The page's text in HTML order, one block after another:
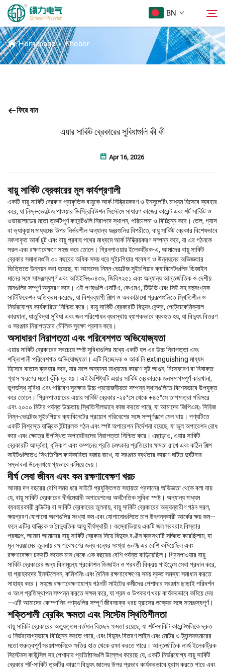
BN
পণ্য
Download
Sampark Kora
সংবাদ
Homepage>Khobor
ফিরে যান
এয়ার সার্কিট ব্রেকারের সুবিধাগুলি কী কী
Apr 16, 2026
বায়ু সার্কিট ব্রেকারের মূল কার্যপ্রণালী
একটি বায়ু সার্কিট ব্রেকার প্রাকৃতিক বায়ুকে আর্ক নিষ্ক্রিয়করণ ও ইনসুলেটিং মাধ্যম হিসেবে ব্যবহার
করে, যা নিম্ন-ভোল্টেজ পাওয়ার ডিস্ট্রিবিউশন সিস্টেমে সাধারণ কাজের কারেন্ট এবং শর্ট সার্কিট ও
ওভারলোডের মতো ত্রুটিপূর্ণ কারেন্টগুলি নিরাপদে স্থাপন, পরিচালনা ও বিচ্ছিন্ন করে। তেল, গ্যাস
বা ভ্যাকুয়াম মাধ্যমের উপর নির্ভরশীল অন্যান্য যন্ত্রগুলির বিপরীতে, বায়ু সার্কিট ব্রেকার বিশেষভাবে
নকশাকৃত আর্ক চুট এবং বায়ু প্রবাহ পথের মাধ্যমে আর্ক নিষ্ক্রিয়করণ সম্পন্ন করে, যা এর গঠনকে
সরল এবং রক্ষণাবেক্ষণে সহজ করে তোলে। গ্রিনপাওয়ার ইলেকট্রিক-এ, আমাদের বায়ু সার্কিট
ব্রেকার সমাধানগুলি ৩০ বছরের অধিক সময় ধরে সুইচগিয়ার গবেষণা ও উন্নয়নের অভিজ্ঞতার
ভিত্তিতে উন্নয়ন করা হয়েছে, যা আমাদের নিম্ন-ভোল্টেজ সুইচগিয়ার ক্যাবিনেটগুলির ডিজাইন
মানের সঙ্গে সামঞ্জস্যপূর্ণ এবং আইইসি৬০৪৩৯, জিবি৭২৫১ এবং অন্যান্য আন্তর্জাতিক ও দেশীয়
মানগুলির সম্পূর্ণ অনুসরণ করে। এই পণ্যগুলি এসটিএ, কেএমএ, টিউভি এবং সিই সহ বহুসংখ্যক
সার্টিফিকেশন অতিক্রম করেছে, যা বিশ্বব্যাপী শিল্প ও অবকাঠামো প্রকল্পগুলিতে স্থিতিশীল ও
নির্ভরযোগ্য কার্যকারিতা নিশ্চিত করে। বায়ু সার্কিট ব্রেকারটি বিদ্যুৎ কেন্দ্র, পেট্রোকেমিক্যাল
কারখানা, ধাতুবিদ্যা সুবিধা এবং জল পরিশোধন ব্যবস্থায় ব্যাপকভাবে ব্যবহৃত হয়, যা বিদ্যুৎ বিতরণ
ও সরঞ্জাম নিরাপত্তার মৌলিক সুরক্ষা প্রদান করে।
অসাধারণ নিরাপত্তা এবং পরিবেশগত অভিযোজ্যতা
এয়ার সার্কিট ব্রেকারের সবচেয়ে স্পষ্ট সুবিধাগুলির মধ্যে একটি হল এর উচ্চ নিরাপত্তা এবং
শক্তিশালী পরিবেশগত অভিযোজ্যতা। এটি বিচ্ছেদক ও আর্ক নি extinguishing মাধ্যম
হিসেবে বাতাস ব্যবহার করে, যার ফলে অন্যান্য মাধ্যমের কারণে সৃষ্ট আগুন, বিস্ফোরণ বা বিষাক্ত
গ্যাস ক্ষরণের মতো ঝুঁকি দূর হয়। এই বৈশিষ্ট্যটি এয়ার সার্কিট ব্রেকারকে জনসমাগমপূর্ণ কারখানা,
ভূগর্ভস্থ সুবিধা এবং পরিবেশ সুরক্ষার উচ্চ প্রয়োজনীয়তা সম্পন্ন স্থানগুলিতে বিশেষভাবে উপযুক্ত
করে তোলে। গ্রিনপাওয়ারের এয়ার সার্কিট ব্রেকার -২৫°সে থেকে +৪৫°সে তাপমাত্রা পরিসরে
এবং ২০০০ মিটার পর্যন্ত উচ্চতায় স্থিতিশীলভাবে কাজ করতে পারে, যা আমাদের জিপিএম১ সিরিজ
নিম্ন-ভোল্টেজ সুইচগিয়ার ক্যাবিনেটের প্রয়োগ পরিবেশের সঙ্গে সম্পূর্ণরূপে মেল খায়। পণ্যটিতে
একটি বিশ্বস্ত যান্ত্রিক ইন্টারলক গঠন এবং স্পষ্ট অপারেশন নির্দেশনা রয়েছে, যা ভুল অপারেশন রোধ
করে এবং ক্ষেত্রে উপস্থিত অপারেটরদের নিরাপত্তা নিশ্চিত করে। এছাড়াও, এয়ার সার্কিট
ব্রেকারটি আর্দ্রতা, ধূলিকণা এবং কম্পনের প্রতি চমৎকার প্রতিরোধ ক্ষমতা রাখে এবং কঠিন শিল্প
সাইটগুলিতেও স্থিতিশীল কার্যকারিতা বজায় রাখে, যা সরঞ্জাম ব্যর্থতার কারণে ঘটিত দুর্ঘটনার
সম্ভাবনা উল্লেখযোগ্যভাবে কমিয়ে দেয়।
দীর্ঘ সেবা জীবন এবং কম রক্ষণাবেক্ষণ খরচ
আমার দশ বছরের বেশি সময় ধরে সাইটে প্রযুক্তিগত সহায়তা প্রদানের অভিজ্ঞতা থেকে বলা যায়
যে, বায়ু সার্কিট ব্রেকারের দীর্ঘমেয়াদী অপারেশনের অর্থনৈতিক সুবিধা স্পষ্ট। অন্যান্য মাধ্যম
ব্যবহারকারী কন্টাক্টর বা সার্কিট ব্রেকারের তুলনায়, বায়ু সার্কিট ব্রেকারের অভ্যন্তরীণ গঠন সরল,
ক্ষয়প্রবণ যোগানো অংশগুলির সংখ্যা কম এবং যোগানোগুলিতে চাপ উৎপন্নকারী আর্কের ক্ষয় কম—
ফলে এটির যান্ত্রিক ও বৈদ্যুতিক আয়ু দীর্ঘস্থায়ী। কম্বোডিয়ায় একটি জল সরবরাহ বিস্তার
প্রকল্পে, আমরা আমাদের বায়ু সার্কিট ব্রেকার দিয়ে বিদ্যুৎ বণ্টন ব্যবস্থাটি সজ্জিত করেছিলাম, যা
মূল সরঞ্জামের তুলনায় রক্ষণাবেক্ষণের জন্য বন্ধের সংখ্যা ৬০% এর বেশি কমিয়েছিল এবং
রক্ষণাবেক্ষণ চক্রটি কয়েক মাস থেকে এক বছরের বেশি পর্যন্ত বাড়িয়েছিল। গ্রিনপাওয়ার বায়ু
সার্কিট ব্রেকারের জন্য বিনামূল্যে প্রকৌশল ডিজাইন ও পরবর্তী বিক্রয় গাইডেন্স সেবা প্রদান করে,
যা গ্রাহকদের ইনস্টলেশন, কমিশনিং এবং দৈনিক রক্ষণাবেক্ষণের সময় দ্রুত সমস্যা সমাধান করতে
সাহায্য করে। সহজে রক্ষণাবেক্ষণযোগ্য গঠনটি সাইটের কর্মীদের পেশাদার সরঞ্জাম ছাড়াই পরিদর্শন
ও অংশ প্রতিস্থাপন সম্পন্ন করতে সক্ষম করে, যা শ্রম ও উপকরণ খরচ কার্যকরভাবে কমিয়ে দেয়
—এটি আমাদের কোম্পানির পণ্যগুলির সম্পূর্ণ জীবনচক্র খরচ হ্রাসের লক্ষ্যের সঙ্গে সামঞ্জস্যপূর্ণ।
শক্তিশালী ব্রেকিং ক্ষমতা এবং সিস্টেম স্থিতিশীলতা
বায়ু সার্কিট ব্রেকারের অত্যুত্তম বর্তমান বিচ্ছেদ ক্ষমতা রয়েছে, যা শর্ট-সার্কিট কারেন্টগুলিকে দ্রুত
ও নির্ভরযোগ্যভাবে বিচ্ছিন্ন করতে পারে, এবং বিদ্যুৎ বিতরণ লাইন এবং মোটর ও ট্রান্সফরমারের
মতো গুরুত্বপূর্ণ সরঞ্জামগুলিকে ক্ষতির হাত থেকে রক্ষা করতে পারে। আন্তর্জাতিক লার্জ ইলেকট্রিক
সিস্টেমস কাউন্সিল সহ পেশাদার প্রতিষ্ঠানগুলি উল্লেখ করেছে যে, একটি নির্ভরযোগ্য বায়ু সার্কিট
ব্রেকার শর্ট-সার্কিট ত্রুটির কারণে বিদ্যুৎ জালের উপর প্রভাব কার্যকরভাবে হ্রাস করতে পারে এবং